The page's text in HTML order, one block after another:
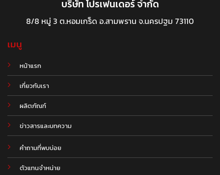
บริษัท โปรเฟนเดอร์ จำกัด
8/8 หมู่ 3 ต.หอมเกร็ด อ.สามพราน จ.นครปฐม 73110
เมนู
หน้าแรก
เกี่ยวกับเรา
ผลิตภัณฑ์
ข่าวสารและบทความ
.
คำถามที่พบบ่อย
ตัวแทนจำหน่าย